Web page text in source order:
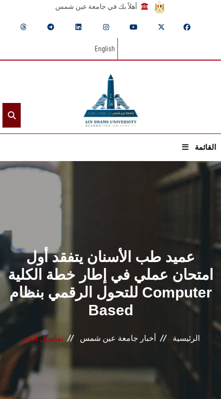
أهلاً بك في جامعة عين شمس
English
القائمة
القطاعـات
الشئون الأكاديمية
البحث العلمي
الرعاية الصحية
المراكز والوحدات
الأنظمة الذكية
الإعلام
عميد طب الأسنان يتفقد أول
امتحان عملي في إطار خطة الكلية
للتحول الرقمي بنظام Computer
Based
الرئيسية أخبار جامعة عين شمس تفاصيل الخبر